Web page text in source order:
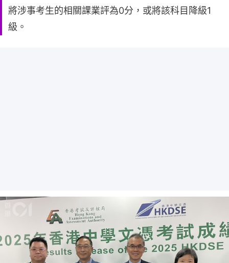
將涉事考生的相關課業評為0分，或將該科目降級1
級。